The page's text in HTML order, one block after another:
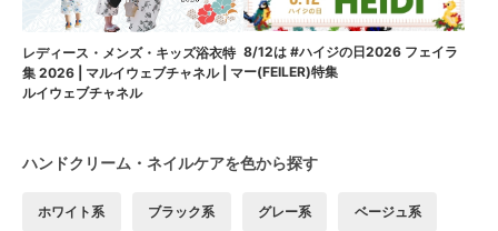
レディース・メンズ・キッズ浴衣特
集 2026 | マルイウェブチャネル | マ
ルイウェブチャネル
8/12は #ハイジの日2026 フェイラ
ー(FEILER)特集
ハンドクリーム・ネイルケアを色から探す
ホワイト系 ブラック系 グレー系 ベージュ系